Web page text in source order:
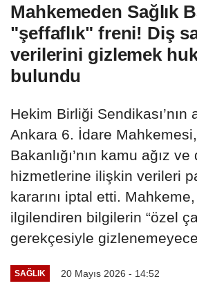
Mahkemeden Sağlık
"şeffaflık" freni! Diş
verilerini gizlemek
bulundu
Hekim Birliği Sendikası’nın
Ankara 6. İdare Mahkemesi,
Bakanlığı’nın kamu ağız ve
hizmetlerine ilişkin verileri
kararını iptal etti. Mahkeme,
ilgilendiren bilgilerin “özel
gerekçesiyle
SAĞLIK 20 Mayıs 2026 - 14:52